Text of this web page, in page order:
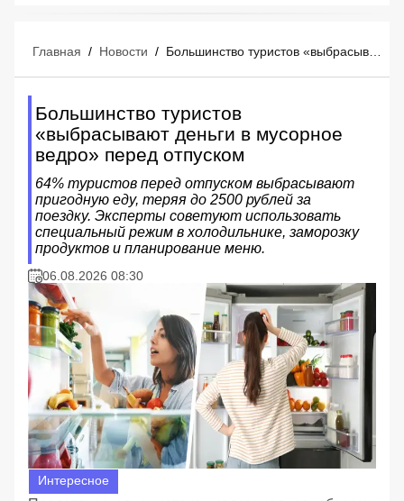
Главная / Новости /
Большинство туристов
«выбрасывают деньги в мусорное
ведро» перед отпуском
64% туристов перед отпуском выбрасывают
пригодную еду, теряя до 2500 рублей за
поездку. Эксперты советуют использовать
специальный режим в холодильнике, заморозку
продуктов и планирование меню.
06.08.2026 08:30
Интересное